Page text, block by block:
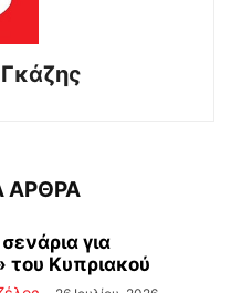
ΑΡΘΡΑ
για
του Κυπριακού